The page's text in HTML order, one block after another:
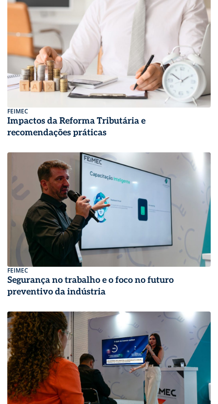
FEIMEC
Impactos da Reforma Tributária e
recomendações práticas
FEIMEC
Segurança no trabalho e o foco no futuro
preventivo da indústria